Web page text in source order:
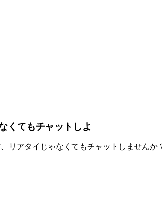
くてもチャットしよ
リアタイじゃなくてもチャットしません